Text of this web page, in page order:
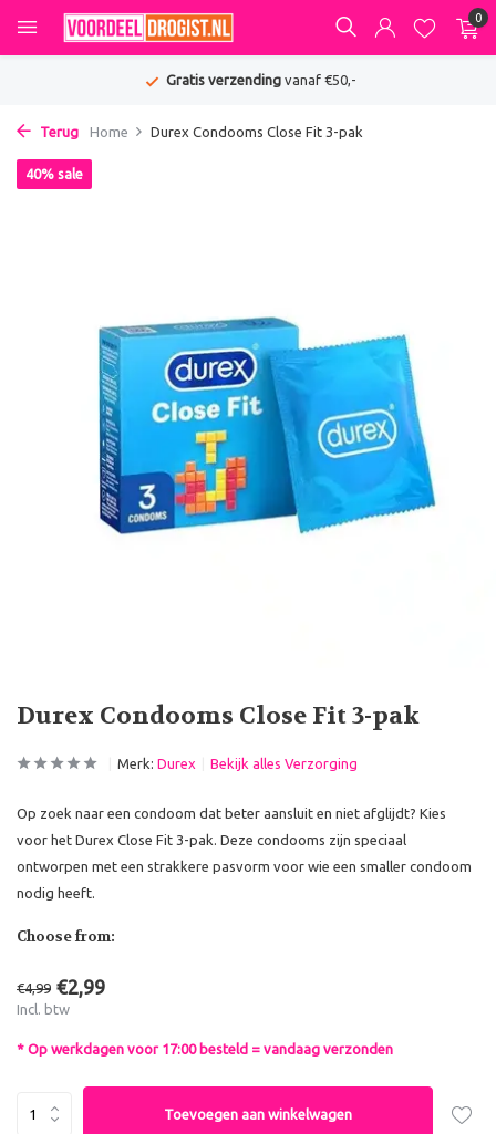
0
Gratis verzendingvanaf €50,-
Terug Home Durex Condooms Close Fit 3-pak
Durex Condooms Close Fit 3-pak
40% sale
Merk: Durex Bekijk alles Verzorging
Op zoek naar een condoom dat beter aansluit en niet afglijdt? Kies
voor het Durex Close Fit 3-pak. Deze condooms zijn speciaal
ontworpen met een strakkere pasvorm voor wie een smaller condoom
nodig heeft.
Choose from:
€4,99 €2,99
Incl. btw
* Op werkdagen voor 17:00 besteld = vandaag verzonden
Toevoegen aan winkelwagen